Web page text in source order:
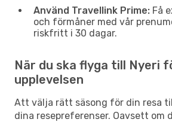
Använd Travellink Prime: Få
och förmåner med vår
riskfritt i 30 dagar.
När du ska flyga till Nyeri
upplevelsen
Att välja rätt säsong för din resa
dina resepreferenser. Oavsett om